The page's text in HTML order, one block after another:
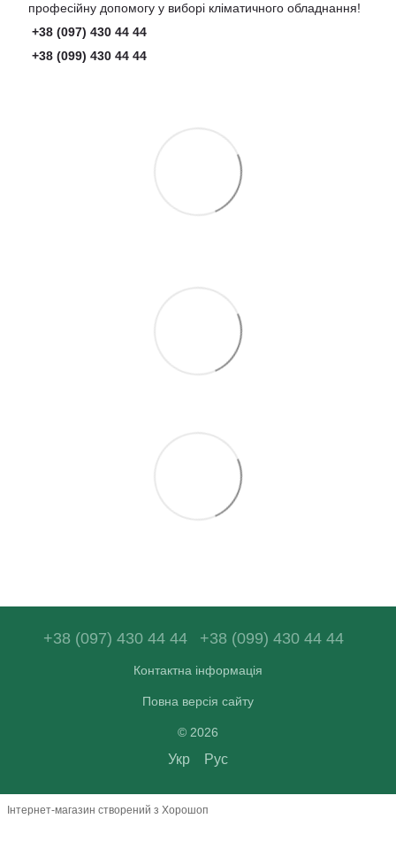
професійну допомогу у виборі кліматичного обладнання!
+38 (097) 430 44 44
+38 (099) 430 44 44
+38 (097) 430 44 44 +38 (099) 430 44 44
Контактна інформація
Повна версія сайту
© 2026
Укр Рус
Інтернет-магазин створений з Хорошоп